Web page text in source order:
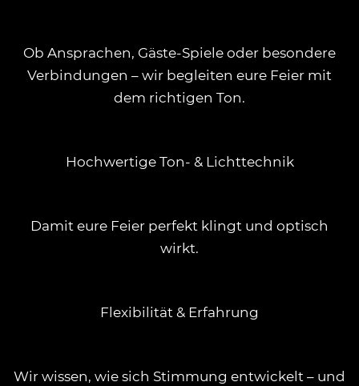
Ob Ansprachen, Gäste-Spiele oder besondere
Verbindungen – wir begleiten eure Feier mit
dem richtigen Ton.
Hochwertige Ton- & Lichttechnik
Damit eure Feier perfekt klingt und optisch
wirkt.
Flexibilität & Erfahrung
Wir wissen, wie sich Stimmung entwickelt – und